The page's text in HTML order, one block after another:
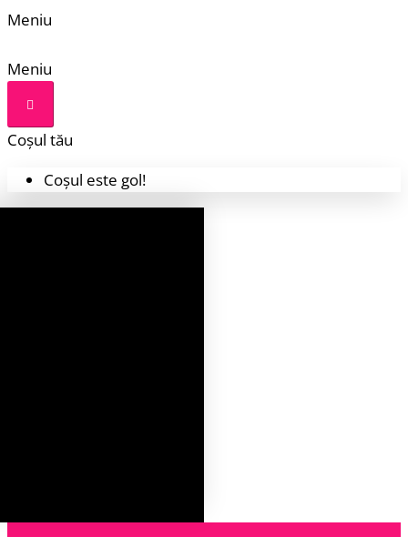
Meniu
Meniu
Coșul tău
Coșul este gol!